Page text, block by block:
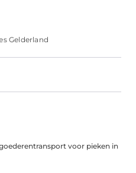
Gelderland
voor pieken in